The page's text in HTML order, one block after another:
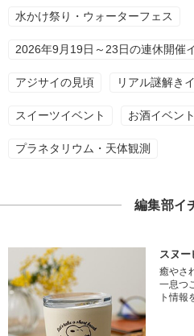
水かけ祭り・ウォーターフェス
2026年9月19日～23日の連休開催
アジサイの見頃 リアル謎解き
スイーツイベント お酒イベント
プラネタリウム・天体観測
編集部イ
スヌー
癒やさ
一息つ
ト情報